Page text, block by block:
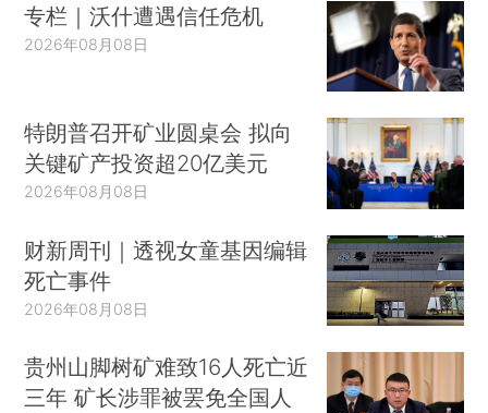
专栏｜沃什遭遇信任危机
2026年08月08日
特朗普召开矿业圆桌会 拟向
关键矿产投资超20亿美元
2026年08月08日
财新周刊｜透视女童基因编辑
死亡事件
2026年08月08日
贵州山脚树矿难致16人死亡近
三年 矿长涉罪被罢免全国人